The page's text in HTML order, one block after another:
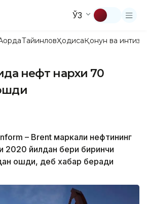
ЎЗ
ТайинловҲодисаҚонун ва
нефт нархи 70
– Brent маркали нефтининг
2020 йилдан бери биринчи
ошди, деб хабар беради